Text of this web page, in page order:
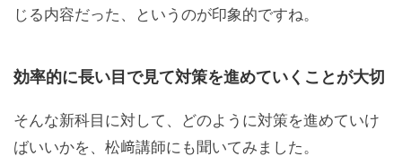
じる内容だった、というのが印象的ですね。
効率的に長い目で見て対策を進めていくことが大切
そんな新科目に対して、どのように対策を進めていけ
ばいいかを、松﨑講師にも聞いてみました。